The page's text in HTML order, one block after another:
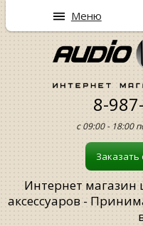
8-
с 09:00 - 18:00
Интернет
аксессуаров -
Меню